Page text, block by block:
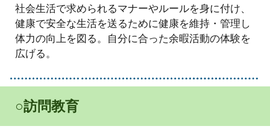
社会生活で求められるマナーやルールを身に付け、
健康で安全な生活を送るために健康を維持・管理し
体力の向上を図る。自分に合った余暇活動の体験を
広げる。
○訪問教育